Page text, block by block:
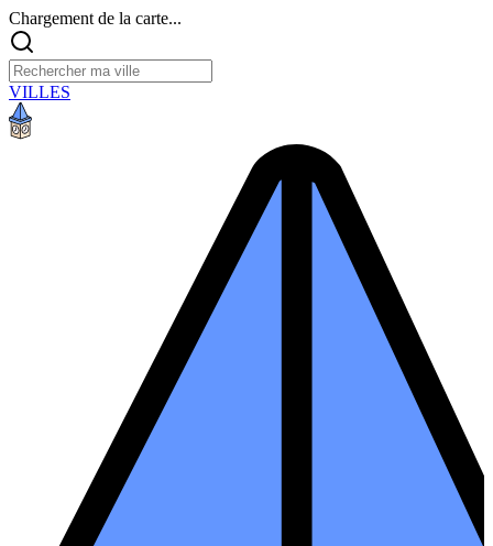
Chargement de la carte...
VILLES